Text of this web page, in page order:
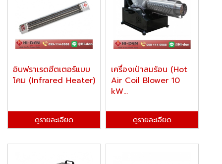
อินฟราเรดฮีตเตอร์แบบ
โคม (Infrared Heater)
ดูรายละเอียด
เครื่องเป่าลมร้อน (Hot
Air Coil Blower 10
kW...
ดูรายละเอียด